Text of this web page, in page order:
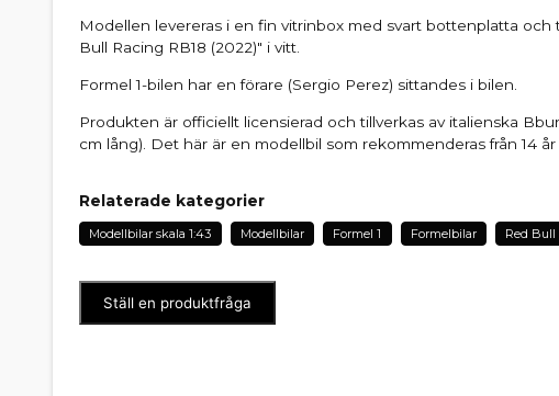
Modellen levereras i en fin vitrinbox med svart bottenplatta och
Bull Racing RB18 (2022)" i vitt.
Formel 1-bilen har en förare (Sergio Perez) sittandes i bilen.
Produkten är officiellt licensierad och tillverkas av italienska
cm lång). Det här är en modellbil som rekommenderas från 14 år
Relaterade kategorier
Modellbilar skala 1:43 Modellbilar Formel 1 Formelbilar Red Bull
Ställ en produktfråga